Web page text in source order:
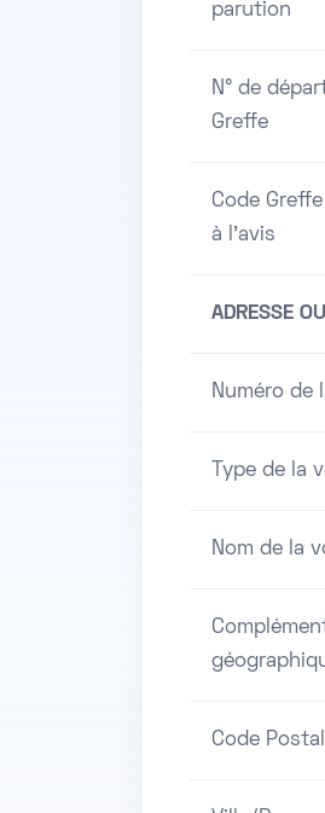
parution
N° de
Greffe
Code
à l'avis
ADRESSE
Numéro de
Type de la
Nom de la
Code Postal